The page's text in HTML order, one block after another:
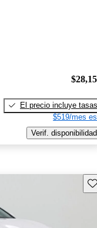
El precio incluye tasas
$519/mes
Verif. disponibilidad